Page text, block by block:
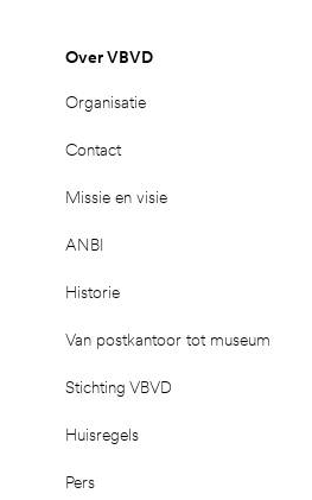
Over VBVD
Organisatie
Contact
Missie en visie
ANBI
Historie
Van postkantoor tot museum
Stichting VBVD
Huisregels
Pers